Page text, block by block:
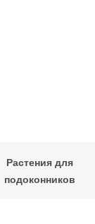
Растения для
подоконников